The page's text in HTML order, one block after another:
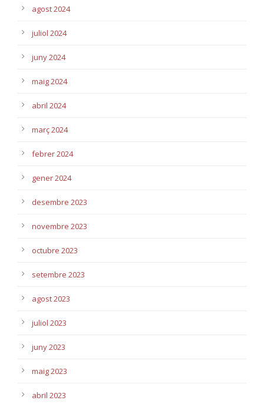
agost 2024
juliol 2024
juny 2024
maig 2024
abril 2024
març 2024
febrer 2024
gener 2024
desembre 2023
novembre 2023
octubre 2023
setembre 2023
agost 2023
juliol 2023
juny 2023
maig 2023
abril 2023